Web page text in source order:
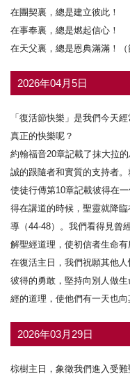
在團契裏，總是建立彼此！
在事奉裏，總是燃起信心！
在天父裏，總是恩典滿滿！（
2026年04月5日
「復活節快樂」是我們今天
真正的快樂呢？
約翰福音20章記載了抹大拉
誠的跟隨者和實質的支持者
使徒行傳第10章記載彼得在
得在講道的時候，聖靈就降
導（44-48）。我們看得見曾
解聖經道理，使初信者生命有
在復活主日，我們祝願其他
彼得的勇敢，堅持向別人做
經的道理，使他們有一天也
2026年03月29日
棕樹主日，象徵我們進入受